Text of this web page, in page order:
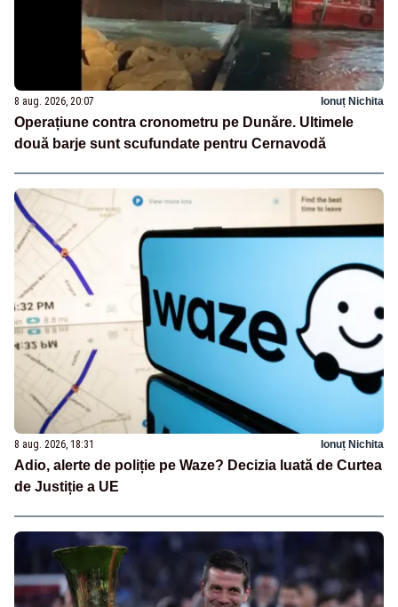
8 aug. 2026, 20:07 Ionuț Nichita
Operațiune contra cronometru pe Dunăre. Ultimele
două barje sunt scufundate pentru Cernavodă
8 aug. 2026, 18:31 Ionuț Nichita
Adio, alerte de poliție pe Waze? Decizia luată de Curtea
de Justiție a UE